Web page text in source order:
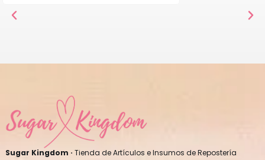
Sugar Kingdom · Tienda de Artículos e Insumos de Repostería